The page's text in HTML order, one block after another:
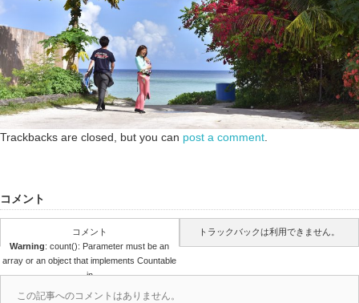
Trackbacks are closed, but you can post a comment.
コメント
コメント
Warning: count(): Parameter must be an
array or an object that implements Countable
in
/home/papalagi/papalagiguam.com/public
トラックバックは利用できません。
この記事へのコメントはありません。